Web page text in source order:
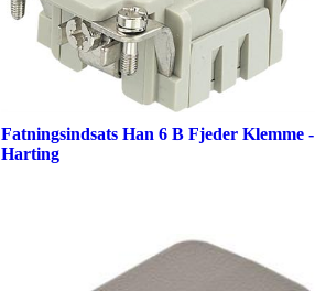
Fatningsindsats Han 6 B Fjeder Klemme -
Harting